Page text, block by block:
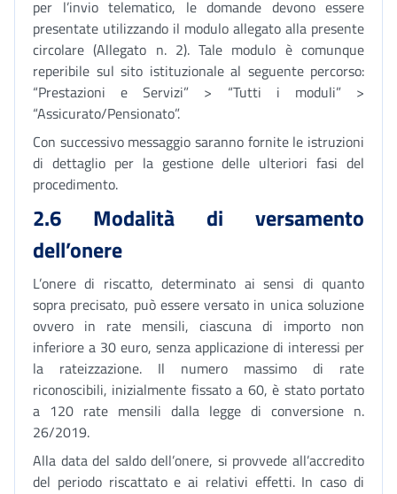
per l’invio telematico, le domande devono essere
presentate utilizzando il modulo allegato alla presente
circolare (Allegato n. 2). Tale modulo è comunque
reperibile sul sito istituzionale al seguente percorso:
“Prestazioni e Servizi” > “Tutti i moduli” >
“Assicurato/Pensionato”.
Con successivo messaggio saranno fornite le istruzioni
di dettaglio per la gestione delle ulteriori fasi del
procedimento.
2.6 Modalità di versamento
dell’onere
L’onere di riscatto, determinato ai sensi di quanto
sopra precisato, può essere versato in unica soluzione
ovvero in rate mensili, ciascuna di importo non
inferiore a 30 euro, senza applicazione di interessi per
la rateizzazione. Il numero massimo di rate
riconoscibili, inizialmente fissato a 60, è stato portato
a 120 rate mensili dalla legge di conversione n.
26/2019.
Alla data del saldo dell’onere, si provvede all’accredito
del periodo riscattato e ai relativi effetti. In caso di